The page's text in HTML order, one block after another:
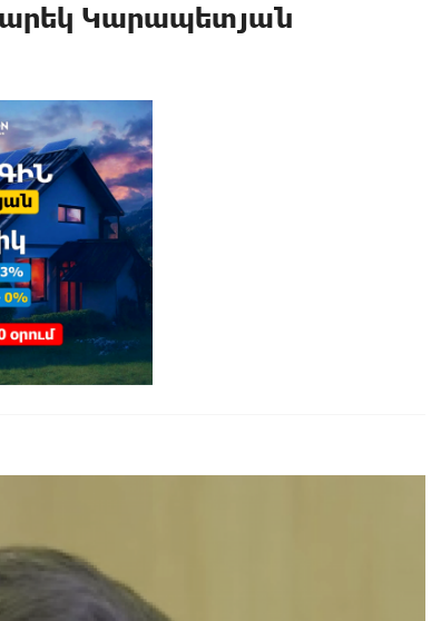
Կարապետյան